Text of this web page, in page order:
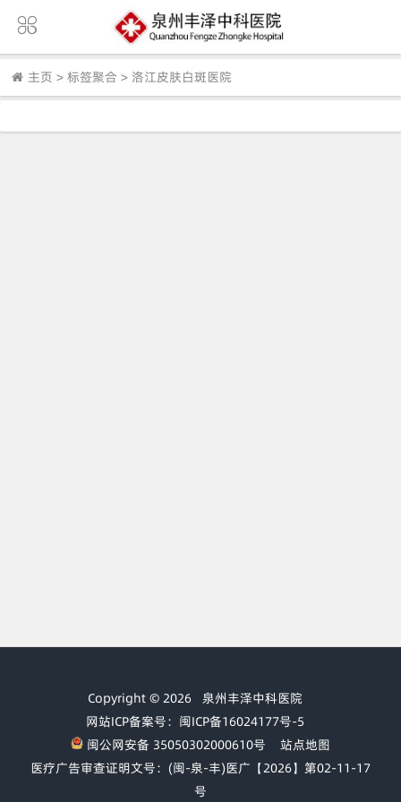
主页 > 标签聚合 > 洛江皮肤白斑医院
Copyright © 2026 泉州丰泽中科医院
网站ICP备案号：闽ICP备16024177号-5
闽公网安备 35050302000610号
站点地图
医疗广告审查证明文号：(闽-泉-丰)医广【2026】第02-11-17
号